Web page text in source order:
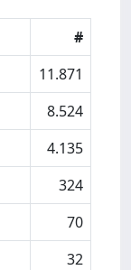
#
11.871
8.524
4.135
324
70
32